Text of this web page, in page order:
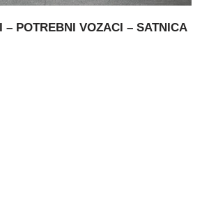
– POTREBNI VOZACI – SATNICA